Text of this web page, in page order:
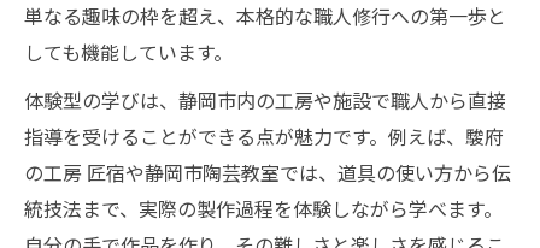
単なる趣味の枠を超え、本格的な職人修行への第一歩と
しても機能しています。
体験型の学びは、静岡市内の工房や施設で職人から直接
指導を受けることができる点が魅力です。例えば、駿府
の工房 匠宿や静岡市陶芸教室では、道具の使い方から伝
統技法まで、実際の製作過程を体験しながら学べます。